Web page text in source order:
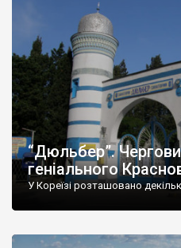
“Дюльбер”.
геніального
У Кореїзі розташовано